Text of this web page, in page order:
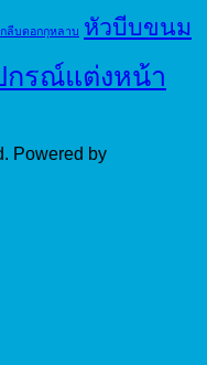
ลีบดอกกุหลาบ หัวบีบขนม
กรณ์แต่งหน้า
Powered by